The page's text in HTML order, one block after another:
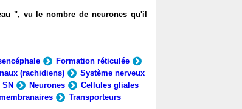
", vu le nombre de neurones qu'il
Formation réticulée
(rachidiens)
Système nerveux
Neurones
Cellules gliales
Transporteurs